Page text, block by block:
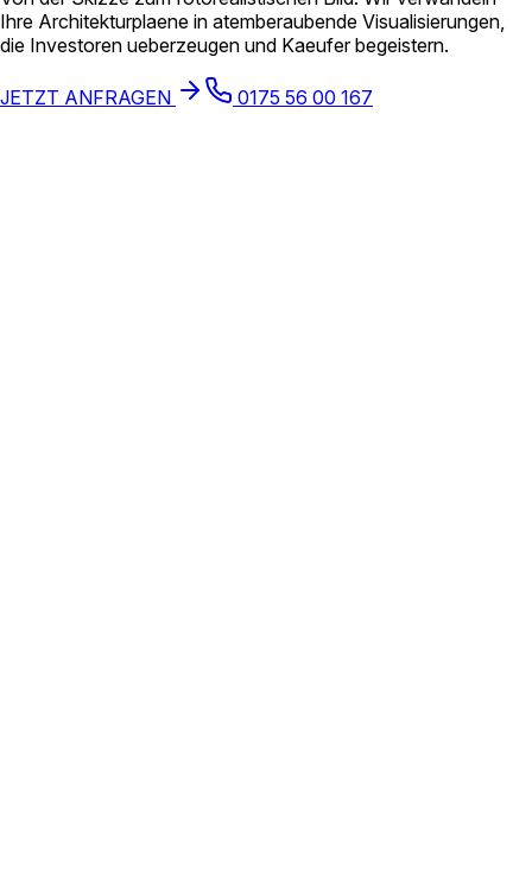
Ihre Architekturplaene in atemberaubende Visualisierungen,
die Investoren ueberzeugen und Kaeufer begeistern.
JETZT ANFRAGEN 0175 56 00 167